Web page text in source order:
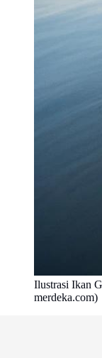
Ilustrasi Ikan
merdeka.com)